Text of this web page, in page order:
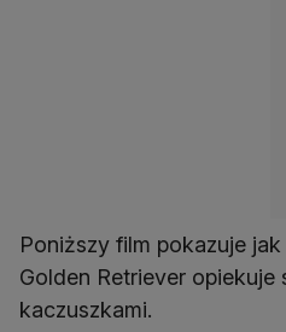
Poniższy film pokazuje
Golden Retriever opiekuje
kaczuszkami.